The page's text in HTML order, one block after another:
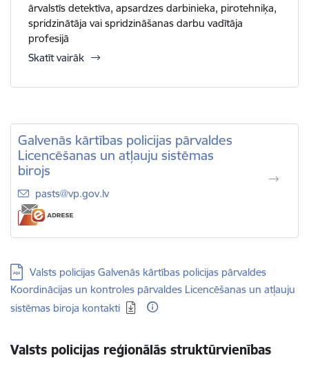
ārvalstīs detektīva, apsardzes darbinieka, pirotehniķa,
spridzinātāja vai spridzināšanas darbu vadītāja
profesijā
Skatīt vairāk
Galvenās kārtības policijas pārvaldes
Licencēšanas un atļauju sistēmas
birojs
E-pasts:
pasts@vp.gov.lv
Lejupielādēt:
Valsts policijas Galvenās kārtības policijas pārvaldes
Koordinācijas un kontroles pārvaldes Licencēšanas un atļauju
sistēmas biroja kontakti
Valsts policijas reģionālās struktūrvienības